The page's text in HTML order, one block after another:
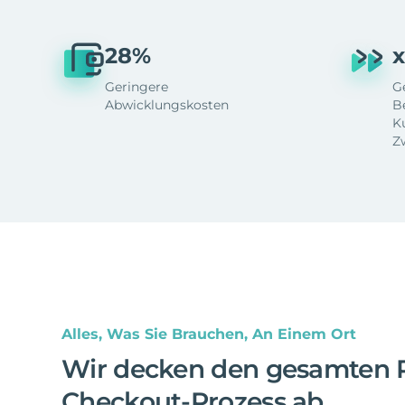
28%
Geringere
Abwicklungskosten
Alles, Was Sie Brauchen, An Einem Ort
Wir decken den gesamten